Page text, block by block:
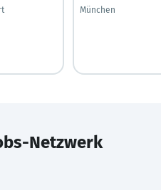
München
Netzwerk